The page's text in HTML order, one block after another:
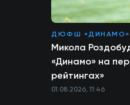
ДЮФШ «ДИНАМО»
Микола
«Динамо» на
рейтингах»
01.08.2026, 11:46